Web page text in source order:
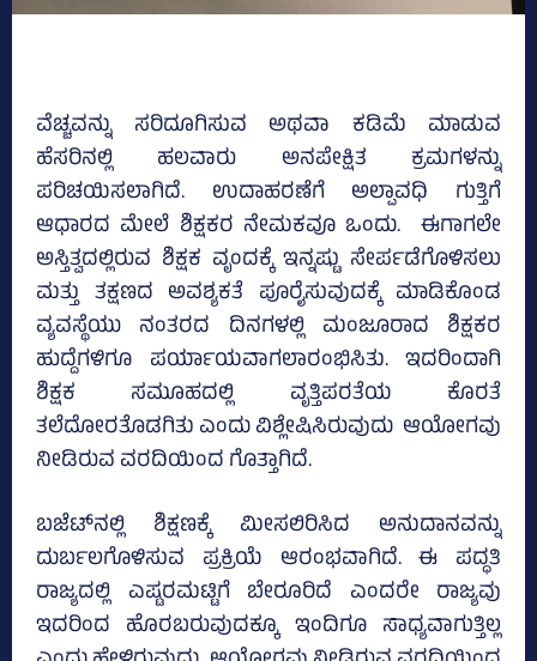
ವೆಚ್ಚವನ್ನು ಸರಿದೂಗಿಸುವ ಅಥವಾ ಕಡಿಮೆ ಮಾಡುವ
ಹೆಸರಿನಲ್ಲಿ ಹಲವಾರು ಅನಪೇಕ್ಷಿತ ಕ್ರಮಗಳನ್ನು
ಪರಿಚಯಿಸಲಾಗಿದೆ. ಉದಾಹರಣೆಗೆ ಅಲ್ಪಾವಧಿ ಗುತ್ತಿಗೆ
ಆಧಾರದ ಮೇಲೆ ಶಿಕ್ಷಕರ ನೇಮಕವೂ ಒಂದು. ಈಗಾಗಲೇ
ಅಸ್ತಿತ್ವದಲ್ಲಿರುವ ಶಿಕ್ಷಕ ವೃಂದಕ್ಕೆ ಇನ್ನಷ್ಟು ಸೇರ್ಪಡೆಗೊಳಿಸಲು
ಮತ್ತು ತಕ್ಷಣದ ಅವಶ್ಯಕತೆ ಪೂರೈಸುವುದಕ್ಕೆ ಮಾಡಿಕೊಂಡ
ವ್ಯವಸ್ಥೆಯು ನಂತರದ ದಿನಗಳಲ್ಲಿ ಮಂಜೂರಾದ ಶಿಕ್ಷಕರ
ಹುದ್ದೆಗಳಿಗೂ ಪರ್ಯಾಯವಾಗಲಾರಂಭಿಸಿತು. ಇದರಿಂದಾಗಿ
ಶಿಕ್ಷಕ ಸಮೂಹದಲ್ಲಿ ವೃತ್ತಿಪರತೆಯ ಕೊರತೆ
ತಲೆದೋರತೊಡಗಿತು ಎಂದು ವಿಶ್ಲೇಷಿಸಿರುವುದು ಆಯೋಗವು
ನೀಡಿರುವ ವರದಿಯಿಂದ ಗೊತ್ತಾಗಿದೆ.
ಬಜೆಟ್‌ನಲ್ಲಿ ಶಿಕ್ಷಣಕ್ಕೆ ಮೀಸಲಿರಿಸಿದ ಅನುದಾನವನ್ನು
ದುರ್ಬಲಗೊಳಿಸುವ ಪ್ರಕ್ರಿಯೆ ಆರಂಭವಾಗಿದೆ. ಈ ಪದ್ಧತಿ
ರಾಜ್ಯದಲ್ಲಿ ಎಷ್ಟರಮಟ್ಟಿಗೆ ಬೇರೂರಿದೆ ಎಂದರೇ ರಾಜ್ಯವು
ಇದರಿಂದ ಹೊರಬರುವುದಕ್ಕೂ ಇಂದಿಗೂ ಸಾಧ್ಯವಾಗುತ್ತಿಲ್ಲ